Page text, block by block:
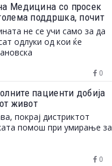
Медицина со просек
поддршка, почит
не се учи само за да
одлуки од кои ќе
0
пациенти добија
живот
покрај дистриктот
помош при умирање за
0